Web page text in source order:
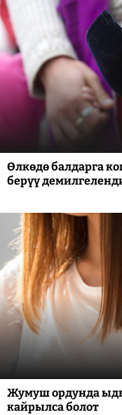
Өлкөдө балдарга
берүү
Жумуш ордунда
кайрылса болот